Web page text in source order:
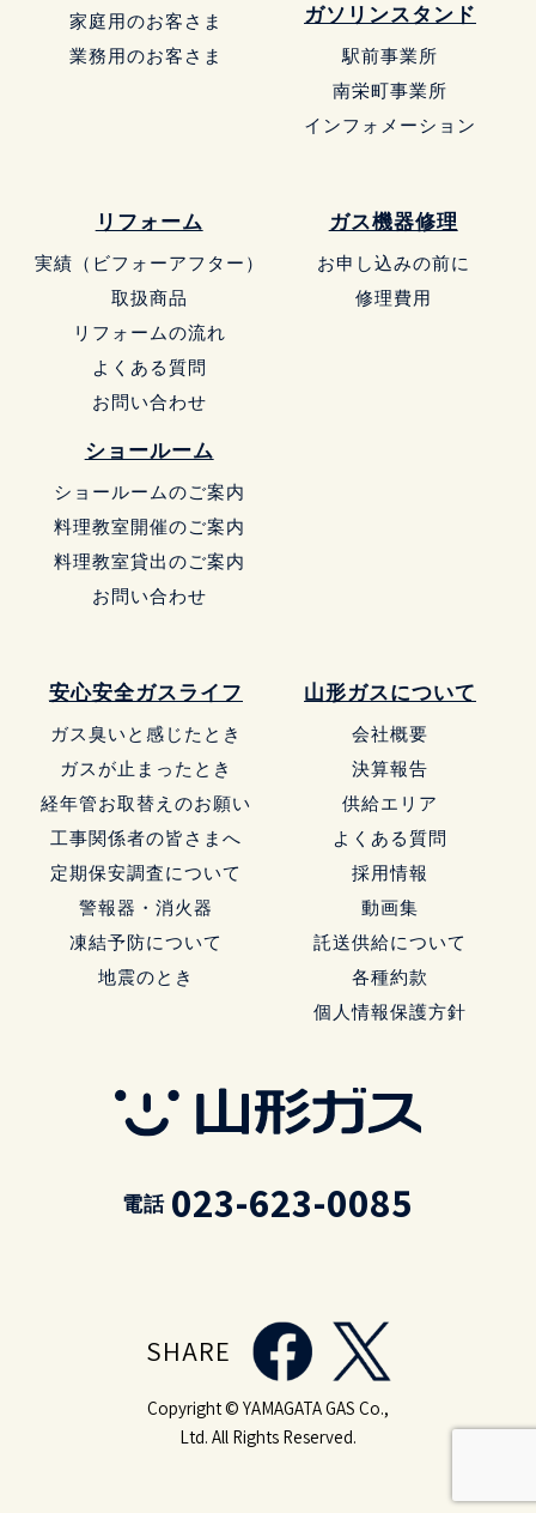
電話 023-623-0085
SHARE
Copyright © YAMAGATA GAS Co.,
Ltd. All Rights Reserved.
家庭用のお客さま
業務用のお客さま
ガソリンスタンド
駅前事業所
南栄町事業所
インフォメーション
リフォーム
実績（ビフォーアフター）
取扱商品
リフォームの流れ
よくある質問
お問い合わせ
ショールーム
ショールームのご案内
料理教室開催のご案内
料理教室貸出のご案内
お問い合わせ
ガス機器修理
お申し込みの前に
修理費用
安心安全ガスライフ
ガス臭いと感じたとき
ガスが止まったとき
経年管お取替えのお願い
工事関係者の皆さまへ
定期保安調査について
警報器・消火器
凍結予防について
地震のとき
山形ガスについて
会社概要
決算報告
供給エリア
よくある質問
採用情報
動画集
託送供給について
各種約款
個人情報保護方針